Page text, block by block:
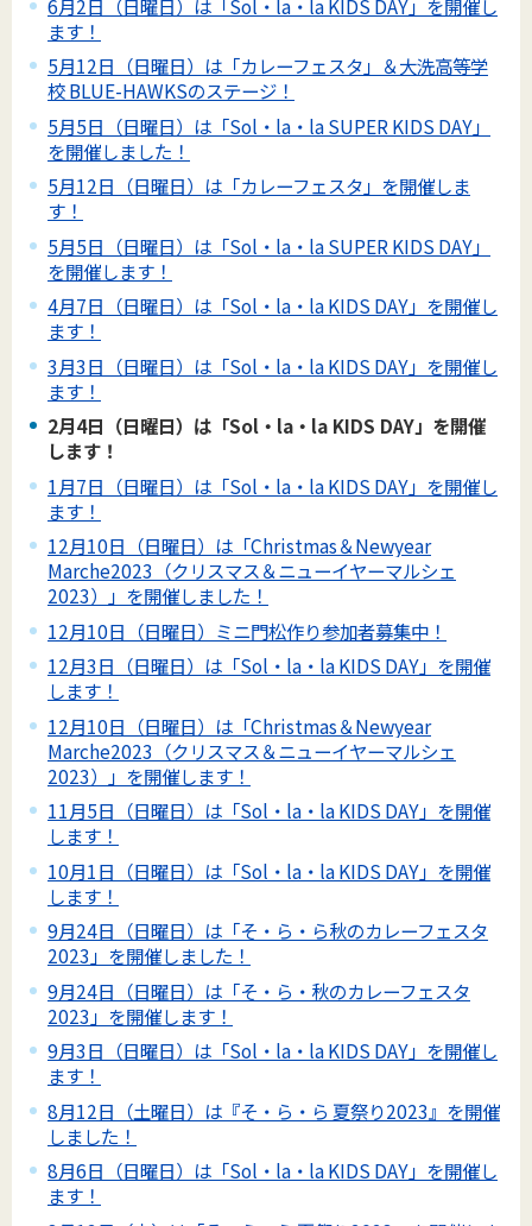
6月2日（日曜日）は「Sol・la・la KIDS DAY」を開催し
ます！
5月12日（日曜日）は「カレーフェスタ」＆大洗高等学
校 BLUE-HAWKSのステージ！
5月5日（日曜日）は「Sol・la・la SUPER KIDS DAY」
を開催しました！
5月12日（日曜日）は「カレーフェスタ」を開催しま
す！
5月5日（日曜日）は「Sol・la・la SUPER KIDS DAY」
を開催します！
4月7日（日曜日）は「Sol・la・la KIDS DAY」を開催し
ます！
3月3日（日曜日）は「Sol・la・la KIDS DAY」を開催し
ます！
2月4日（日曜日）は「Sol・la・la KIDS DAY」を開催
します！
1月7日（日曜日）は「Sol・la・la KIDS DAY」を開催し
ます！
12月10日（日曜日）は「Christmas＆Newyear
Marche2023（クリスマス＆ニューイヤーマルシェ
2023）」を開催しました！
12月10日（日曜日）ミニ門松作り参加者募集中！
12月3日（日曜日）は「Sol・la・la KIDS DAY」を開催
します！
12月10日（日曜日）は「Christmas＆Newyear
Marche2023（クリスマス＆ニューイヤーマルシェ
2023）」を開催します！
11月5日（日曜日）は「Sol・la・la KIDS DAY」を開催
します！
10月1日（日曜日）は「Sol・la・la KIDS DAY」を開催
します！
9月24日（日曜日）は「そ・ら・ら秋のカレーフェスタ
2023」を開催しました！
9月24日（日曜日）は「そ・ら・秋のカレーフェスタ
2023」を開催します！
9月3日（日曜日）は「Sol・la・la KIDS DAY」を開催し
ます！
8月12日（土曜日）は『そ・ら・ら 夏祭り2023』を開催
しました！
8月6日（日曜日）は「Sol・la・la KIDS DAY」を開催し
ます！